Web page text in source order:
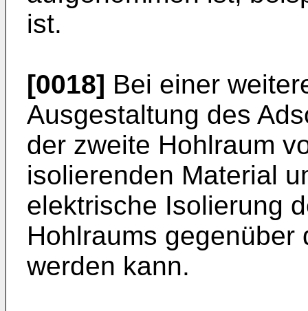
ist.
[0018] Bei einer
Ausgestaltung des
der zweite Hohlraum
isolierenden Material
elektrische Isolierung
Hohlraums
werden kann.